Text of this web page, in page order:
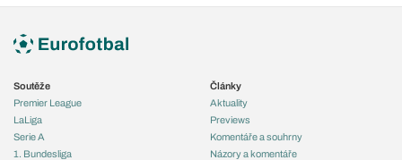
Soutěže
Premier League
LaLiga
Serie A
1. Bundesliga
Články
Aktuality
Previews
Komentáře a souhrny
Názory a komentáře